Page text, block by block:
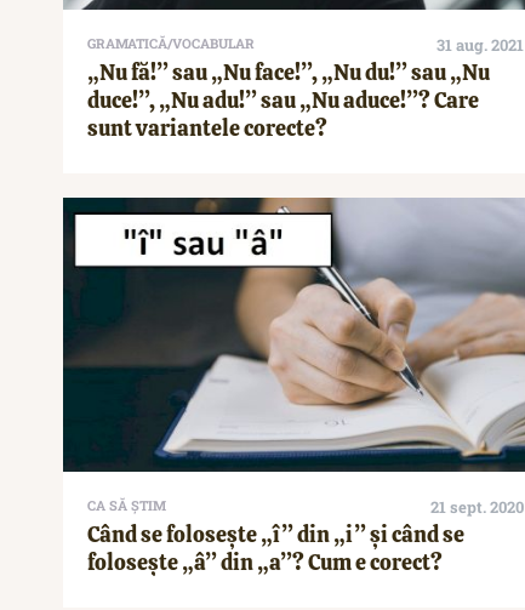
GRAMATICĂ/VOCABULAR 31 aug. 2021
„Nu fă!” sau „Nu face!”, „Nu du!” sau „Nu
duce!”, „Nu adu!” sau „Nu aduce!”? Care
sunt variantele corecte?
CA SĂ ȘTIM 21 sept. 2020
Când se folosește „î” din „i” și când se
folosește „â” din „a”? Cum e corect?